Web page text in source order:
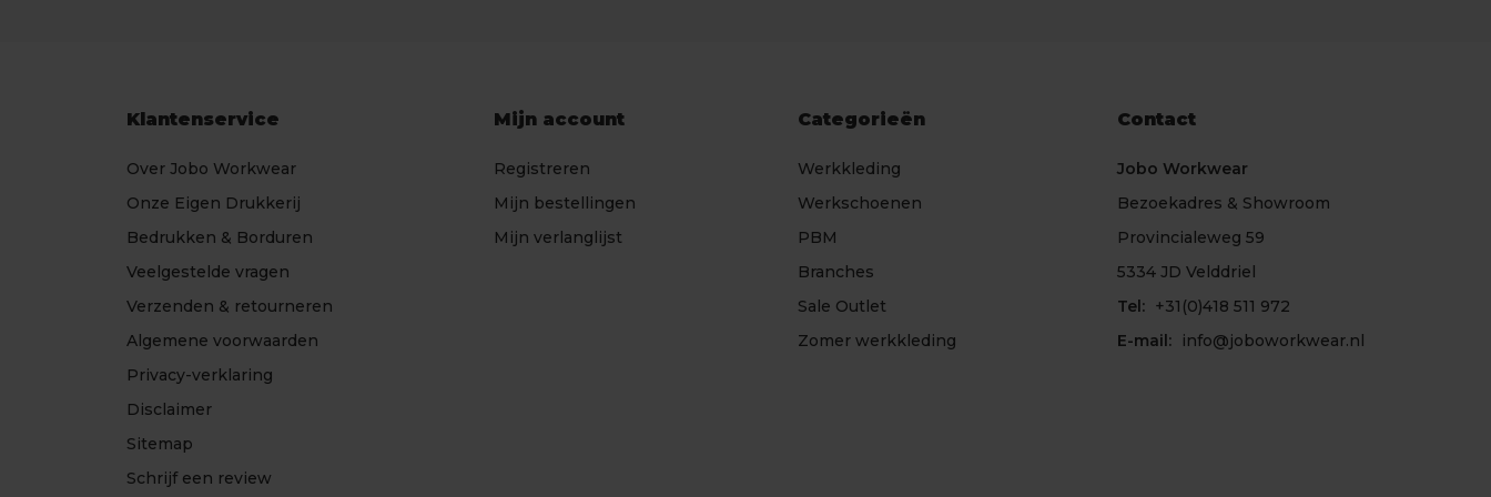
Klantenservice
Over Jobo Workwear
Onze Eigen Drukkerij
Bedrukken & Borduren
Veelgestelde vragen
Verzenden & retourneren
Algemene voorwaarden
Privacy-verklaring
Disclaimer
Sitemap
Schrijf een review
Mijn account
Registreren
Mijn bestellingen
Mijn verlanglijst
Categorieën
Werkkleding
Werkschoenen
PBM
Branches
Sale Outlet
Zomer werkkleding
Contact
Jobo Workwear
Bezoekadres & Showroom
Provincialeweg 59
5334 JD Velddriel
Tel: +31(0)418 511 972
E-mail:
info@joboworkwear.nl